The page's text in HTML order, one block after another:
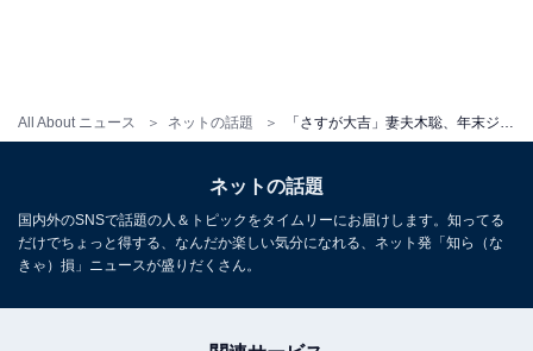
All About ニュース ネットの話題
ネットの話題
国内外のSNSで話題の人＆トピックをタイムリーにお届けします。知ってる
だけでちょっと得する、なんだか楽しい気分になれる、ネット発「知ら（な
きゃ）損」ニュースが盛りだくさん。